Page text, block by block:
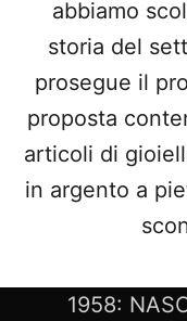
abbiamo
storia del
prosegue il
proposta
articoli di
in argento a
1958: